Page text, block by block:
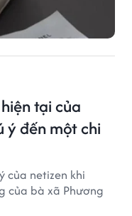
tại của
ý đến một chi
của netizen khi
của bà xã Phương